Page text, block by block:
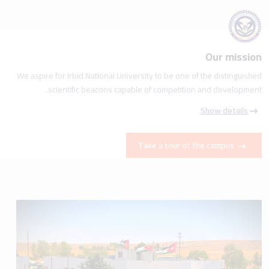
Our mission
We aspire for Irbid National University to be one of the distinguished
scientific beacons capable of competition and development.
Show details
Take a tour of the campus